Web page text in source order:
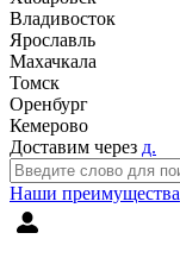
Владивосток
Ярославль
Махачкала
Томск
Оренбург
Кемерово
Доставим через д.
Наши преимущества